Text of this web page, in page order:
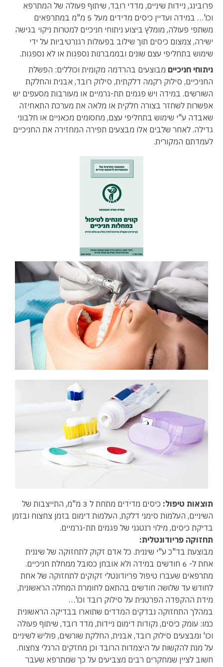
פרובינג, ניידות שיניים, מדדי רובד, שיתוף פעולה של המתרפא
וכו'… במידה ועדיין כיסים מדידים מעל 5 מ"מ במתרפאים
משתפי פעולה, מומלץ ביצוע ניתוחי חניכיים למטרות ניקוי בגישה
ישירה, צמצום כיסים תוך שילוב בפעולות רגנרטיביות על ידי
שימוש בתחליפי עצם שונים ובממברנות נספגות או לא נספגות.
ניתוחי חניכיים מבוצעים בהרדמה מקומית וכוללים: הפשלת
החניכיים, סילוק רקמה דלקתית, סילוק רובד, אבנית והחלקת
השורשים. במידה ויש פגמים תת-גרמיים או מעורבות מסעפים יש
אפשרות לשחזר בצורה חלקית או מלאה את מערכת התאחיזה
שאבדה ע"י שימוש בתחליפי עצם, מחסומים מכאניים או חלבוני
גדילה. לאחר שלבים אלו מבצעים תפירה המחזירה את החניכיים
לעמדתם המקורית.
תוצאות טיפול:
כיסים מדידים מתחת ל 3 מ"מ, התייצבות של
השיניים, העלמות סימני דלקת, העלמות דימום בזמן צחצוח ובזמן
בדיקת כיסים, מילוי רנטגני של פגמים תת-גרמיים.
תחזוקה פריודונטלית:
מבוצעת בד"כ ע"י שיננית. כל אדם זקוק לתחזוקה של שיננית
אחת ל- 6 חודשים במידה ולא אובחן כסובל ממחלת חניכיים.
מתרפאים שעברו טיפול פריודונטלי זקוקים לתחזוקה של אחת
לחודש עד שלושה חודשים בהתאם לחומרת המחלה הראשונית,
מידת ההקפדה הפרטנית על סילוק רובד וכו'…
במהלך התחזוקה נבדקים המדדים שתוארו בבדיקה הראשונית
כמו: עומק כיסים, נקודות דימום ניידות, מדד רובד, שיתוף פעולה
וכו' ומבצעים סילוק רובד, אבנית, החלקת שורשים, פוליש לשיניים
על מנת להקשות על היצמדות הרובד וכן מחזקים הרגלי צחצוח.
חשוב לציין שמחקרים רבים מצביעים על כך שמתרפא שעבר